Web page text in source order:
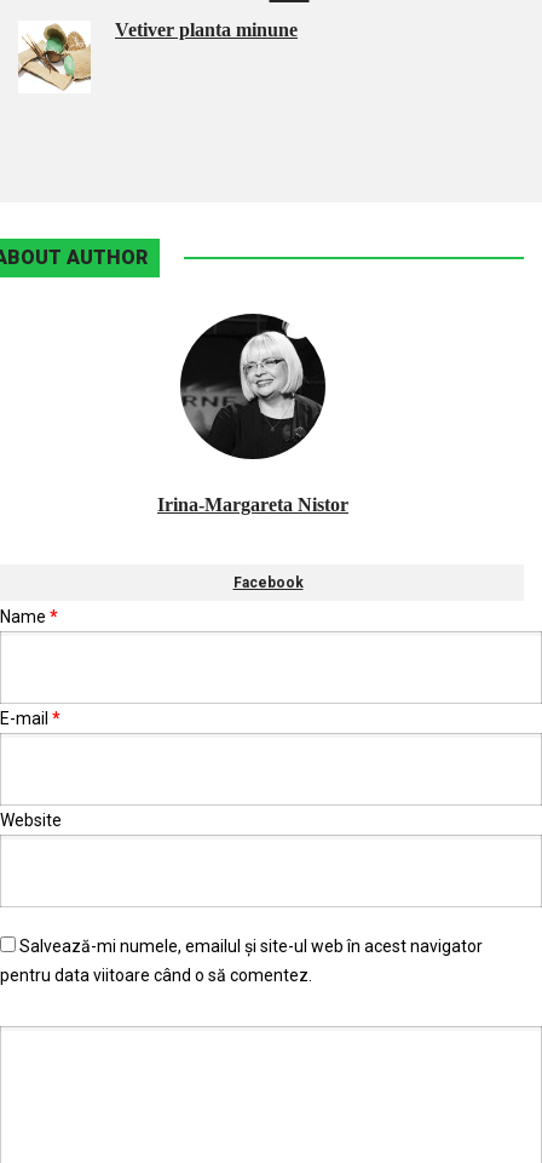
Vetiver planta minune
AUTHOR
Irina-Margareta Nistor
Facebook
Name *
E-mail *
Website
Salvează-mi numele, emailul și site-ul web în acest navigator
pentru data viitoare când o să comentez.